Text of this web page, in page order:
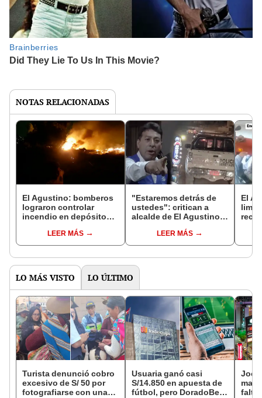
NOTAS RELACIONADAS
El Agustino: bomberos
lograron controlar
incendio en depósito
LEER MÁS
"Estaremos detrás de
ustedes": critican a
alcalde de El Agustino
trabajadoras sexuales
LEER MÁS
El
LO MÁS VISTO LO ÚLTIMO
Turista denunció cobro
excesivo de S/ 50 por
fotografiarse con una
Usuaria ganó casi
S/14.850 en apuesta de
fútbol, pero DoradoBet
falta